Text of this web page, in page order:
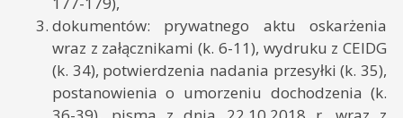
dokumentów: prywatnego aktu oskarżenia
wraz z załącznikami (k. 6-11), wydruku z CEIDG
(k. 34), potwierdzenia nadania przesyłki (k. 35),
postanowienia o umorzeniu dochodzenia (k.